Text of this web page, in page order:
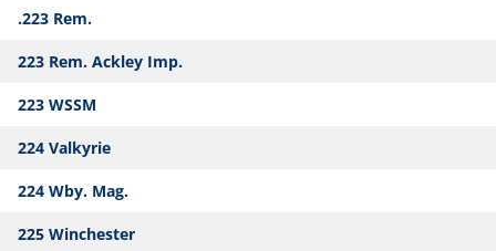
.223 Rem.
223 Rem. Ackley Imp.
223 WSSM
224 Valkyrie
224 Wby. Mag.
225 Winchester